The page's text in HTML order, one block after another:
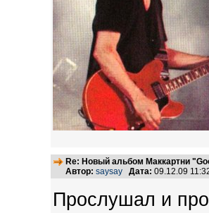
Re: Новый альбом Маккартни
Автор: saysay Дата: 09.12.09
Прослушал и